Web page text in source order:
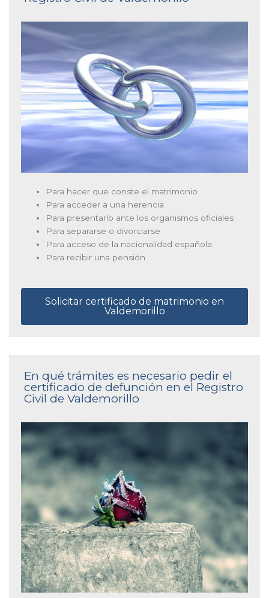
Para hacer que conste el matrimonio
Para acceder a una herencia
Para presentarlo ante los organismos oficiales
Para separarse o divorciarse
Para acceso de la nacionalidad española
Para recibir una pensión
Solicitar certificado de matrimonio en
Valdemorillo
En qué trámites es necesario pedir el
certificado de defunción en el Registro
Civil de Valdemorillo